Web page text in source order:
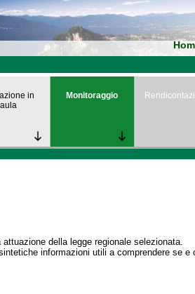
in
aula
Monitoraggio
attuazione della legge regionale selezionata.
informazioni utili a comprendere se